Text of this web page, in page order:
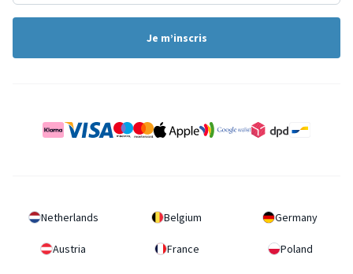
Je m’inscris
Netherlands Belgium Germany
Austria France Poland